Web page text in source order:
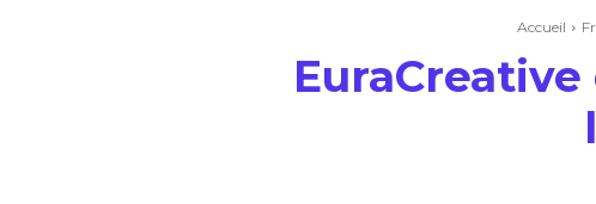
Accueil